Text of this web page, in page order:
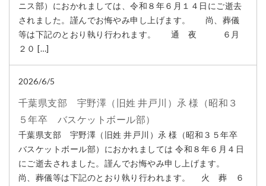
ニス部）におかれましては、令和８年６月１４日にご逝去
されました。謹んでお悔やみ申し上げます。 尚、葬儀
等は下記のとおり執り行われます。 通 夜 ６月
２０ […]
2026/6/5
千葉県支部 宇野澤（旧姓 井戸川）氶 様（昭和３
５年卒 バスケットボール部）
千葉県支部 宇野澤（旧姓 井戸川）氶 様（昭和３５年卒
バスケットボール部）におかれましては 令和８年６月４日
にご逝去されました。謹んでお悔やみ申し上げます。
尚、葬儀等は下記のとおり執り行われます。 火 葬 ６